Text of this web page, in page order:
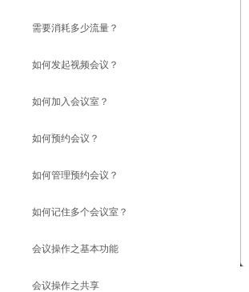
需要消耗多少流量？
如何发起视频会议？
如何加入会议室？
如何预约会议？
如何管理预约会议？
如何记住多个会议室？
会议操作之基本功能
会议操作之共享